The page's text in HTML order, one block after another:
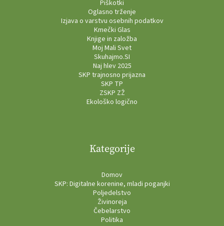
Piškotki
Oglasno trženje
Izjava o varstvu osebnih podatkov
Kmečki Glas
Knjige in založba
Moj Mali Svet
Skuhajmo.SI
Naj hlev 2025
SKP trajnosno prijazna
SKP TP
ZSKP ZŽ
Ekološko logično
Kategorije
Domov
SKP: Digitalne korenine, mladi poganjki
Poljedelstvo
Živinoreja
Čebelarstvo
Politika